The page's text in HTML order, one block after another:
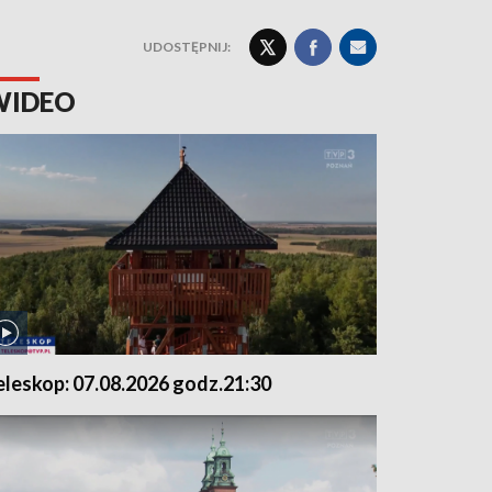
UDOSTĘPNIJ:
07.08.2026 godz.21:30